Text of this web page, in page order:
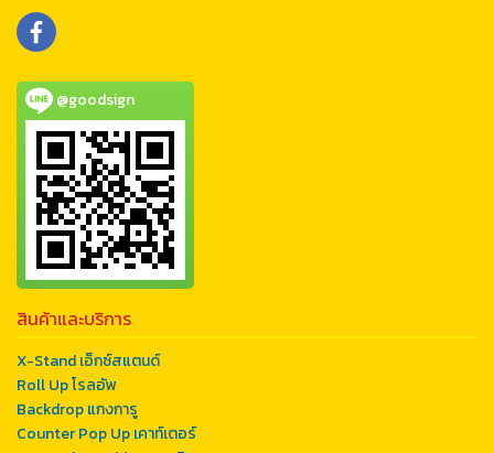
@goodsign
สินค้าและบริการ
X-Stand เอ็กซ์สแตนด์
Roll Up โรลอัพ
Backdrop แกงการู
Counter Pop Up เคาท์เตอร์